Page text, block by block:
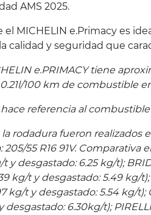
AMS 2025.
el MICHELIN e.Primacy es
calidad y seguridad que
e.PRIMACY tiene
100 km de combustible
referencia al
la rodadura fueron
55 R16 91V. Comparativa
y desgastado: 6.25 kg/t);
kg/t y desgastado: 5.49 kg/
kg/t y desgastado: 5.54 kg/t);
desgastado: 6.30kg/t);